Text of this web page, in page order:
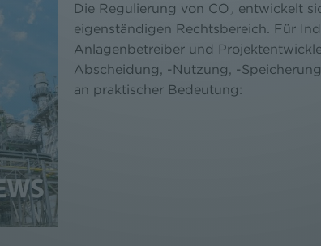
Die Regulierung von CO₂ entwickelt
eigenständigen Rechtsbereich. Für
Anlagenbetreiber und
Abscheidung, -Nutzung, -
an praktischer Bedeutung: